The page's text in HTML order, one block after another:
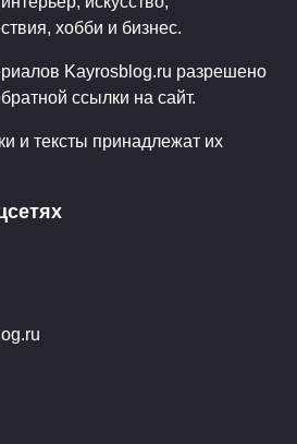
хобби и бизнес.
Kayrosblog.ru разрешено
ссылки на сайт.
и тексты принадлежат их